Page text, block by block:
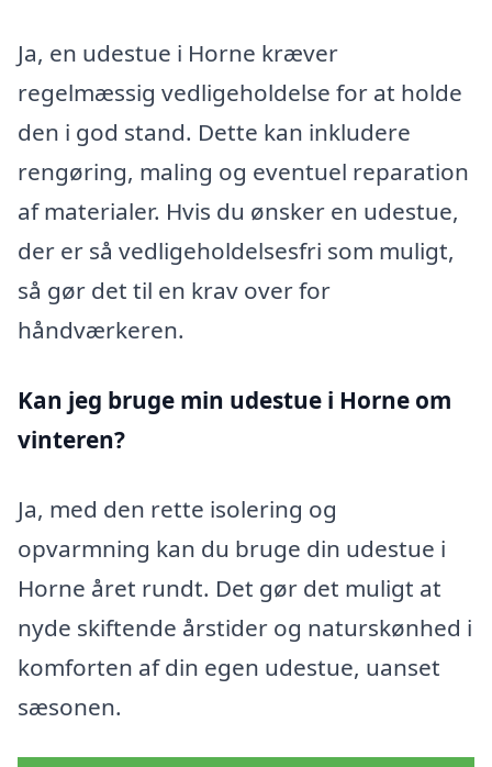
Ja, en udestue i Horne kræver
regelmæssig vedligeholdelse for at holde
den i god stand. Dette kan inkludere
rengøring, maling og eventuel reparation
af materialer. Hvis du ønsker en udestue,
der er så vedligeholdelsesfri som muligt,
så gør det til en krav over for
håndværkeren.
Kan jeg bruge min udestue i Horne om
vinteren?
Ja, med den rette isolering og
opvarmning kan du bruge din udestue i
Horne året rundt. Det gør det muligt at
nyde skiftende årstider og naturskønhed i
komforten af din egen udestue, uanset
sæsonen.